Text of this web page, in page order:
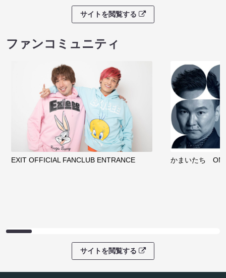
サイトを閲覧する
ファンコミュニティ
EXIT OFFICIAL FANCLUB ENTRANCE かまいたち
サイトを閲覧する